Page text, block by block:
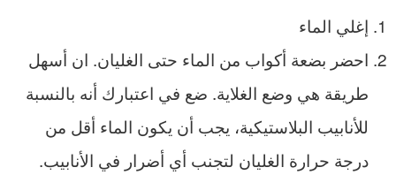
إغلي الماء
احضر بضعة أكواب من الماء حتى الغليان. ان أسهل
طريقة هي وضع الغلاية. ضع في اعتبارك أنه بالنسبة
للأنابيب البلاستيكية، يجب أن يكون الماء أقل من
درجة حرارة الغليان لتجنب أي أضرار في الأنابيب.